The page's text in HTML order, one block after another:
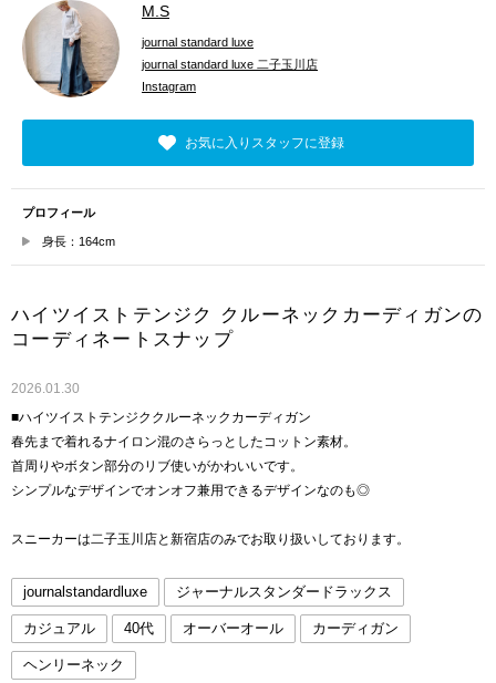
M.S
journal standard luxe
journal standard luxe 二子玉川店
Instagram
お気に入りスタッフに登録
プロフィール
身長：164cm
ハイツイストテンジク クルーネックカーディガンの
コーディネートスナップ
2026.01.30
■ハイツイストテンジククルーネックカーディガン
春先まで着れるナイロン混のさらっとしたコットン素材。
首周りやボタン部分のリブ使いがかわいいです。
シンプルなデザインでオンオフ兼用できるデザインなのも◎
スニーカーは二子玉川店と新宿店のみでお取り扱いしております。
journalstandardluxe ジャーナルスタンダードラックス
カジュアル 40代 オーバーオール カーディガン
ヘンリーネック